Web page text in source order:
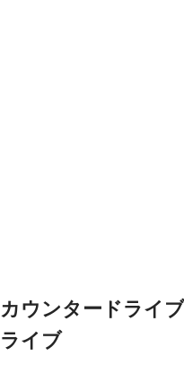
カウンタードライ
ライブ